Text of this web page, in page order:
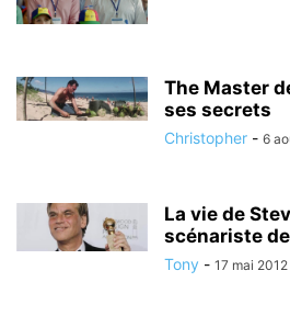
The Master
ses secrets
Christopher - 6
La vie de
scénariste
Tony - 17 mai 2012